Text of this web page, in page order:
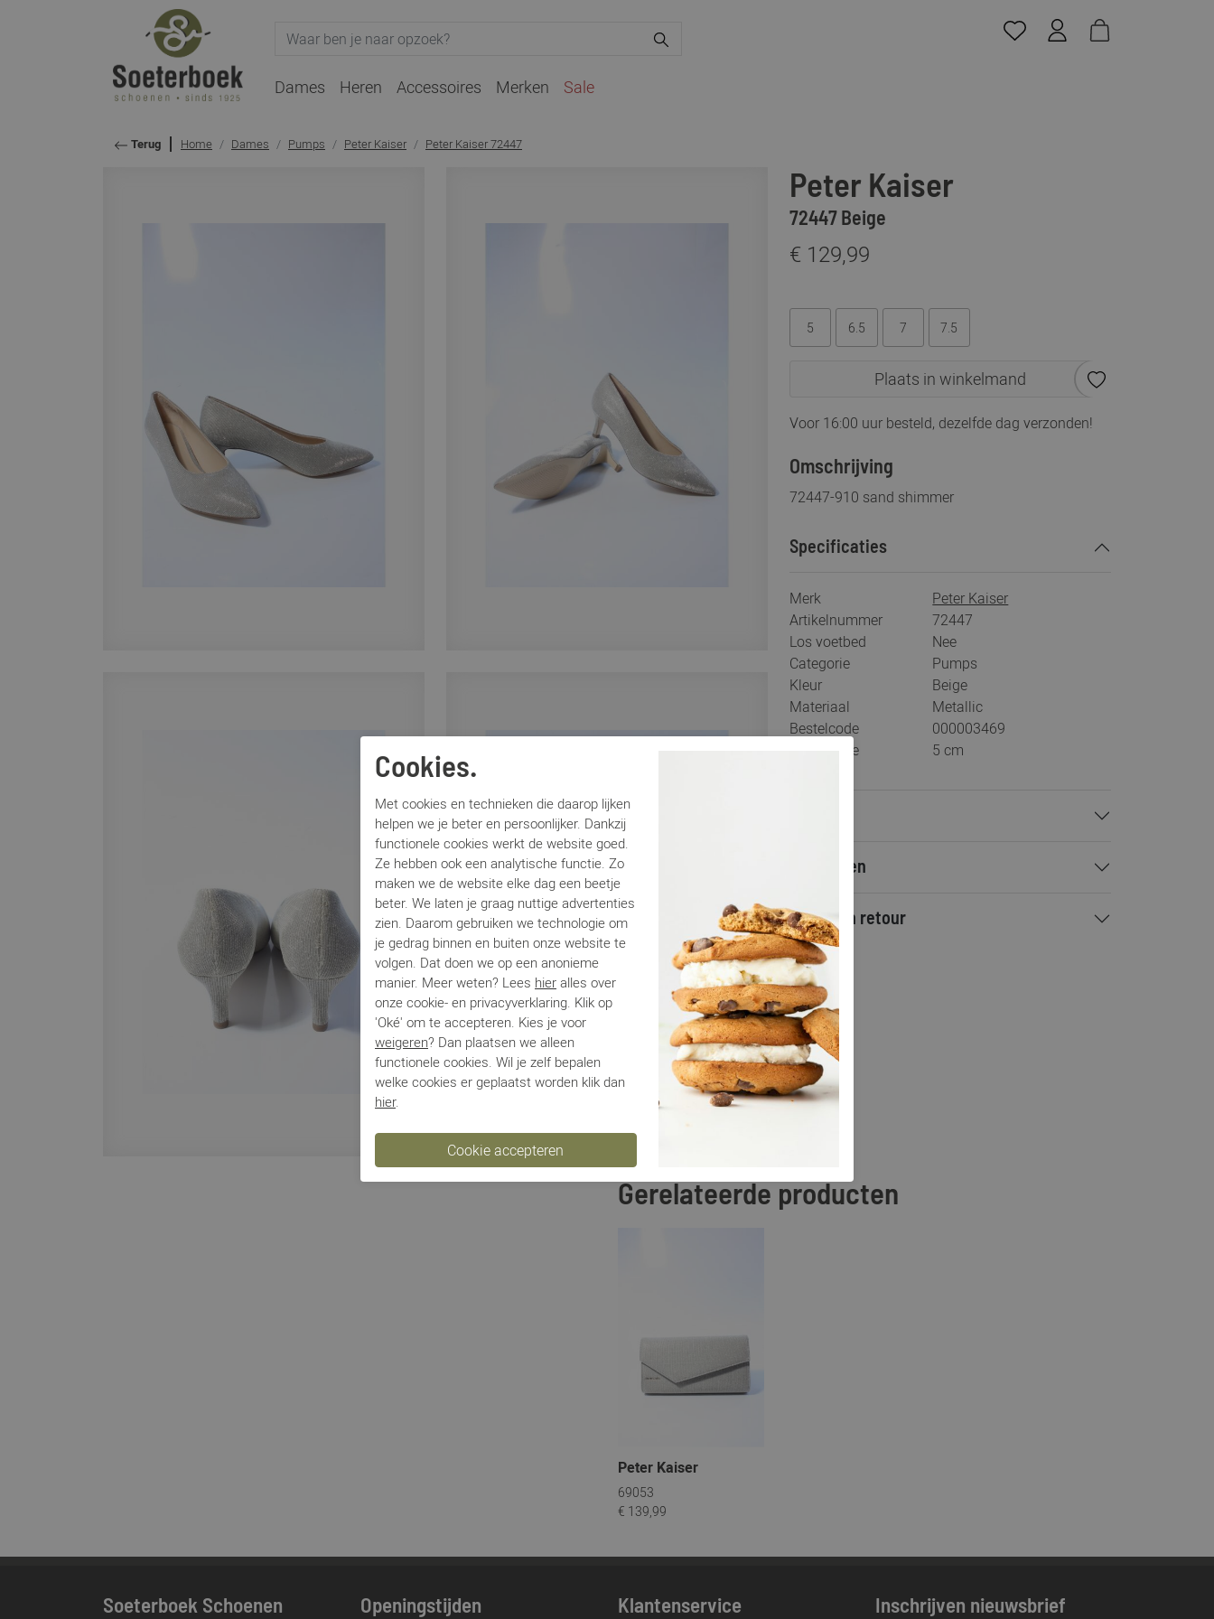
Dames Heren Accessoires Merken Sale
Terug Home Dames Pumps Peter Kaiser Peter Kaiser 72447
Peter Kaiser
72447 Beige
€ 129,99
5 6.5 7 7.5
Plaats in winkelmand
Voor 16:00 uur besteld, dezelfde dag verzonden!
Omschrijving
72447-910 sand shimmer
Specificaties
Merk
Peter Kaiser
Artikelnummer
72447
Los voetbed
Nee
Categorie
Pumps
Kleur
Beige
Materiaal
Metallic
Bestelcode
000003469
Hakhoogte
5 cm
Verzenden
Ruilen en retour
Gerelateerde producten
Peter Kaiser
69053
€ 139,99
Soeterboek Schoenen Openingstijden Klantenservice Inschrijven nieuwsbrief
Cookies.
Met cookies en technieken die daarop lijken
helpen we je beter en persoonlijker. Dankzij
functionele cookies werkt de website goed.
Ze hebben ook een analytische functie. Zo
maken we de website elke dag een beetje
beter. We laten je graag nuttige advertenties
zien. Daarom gebruiken we technologie om
je gedrag binnen en buiten onze website te
volgen. Dat doen we op een anonieme
manier. Meer weten? Lees hier alles over
onze cookie- en privacyverklaring. Klik op
'Oké' om te accepteren. Kies je voor
weigeren? Dan plaatsen we alleen
functionele cookies. Wil je zelf bepalen
welke cookies er geplaatst worden klik dan
hier.